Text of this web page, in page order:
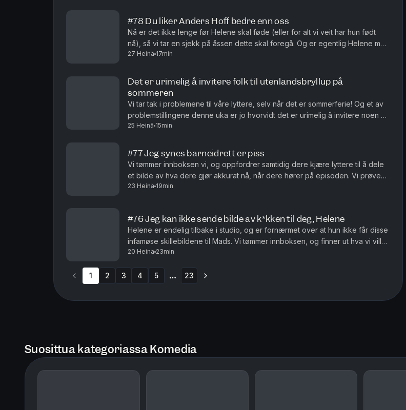
#78 Du liker Anders Hoff bedre enn oss
Nå er det ikke lenge før Helene skal føde (eller for alt vi veit har hun født
nå), så vi tar en sjekk på åssen dette skal foregå. Og er egentlig Helene mer
27 Heinä 17min
Det er urimelig å invitere folk til utenlandsbryllup på
sommeren
Vi tar tak i problemene til våre lyttere, selv når det er sommerferie! Og et av
problemstillingene denne uka er jo hvorvidt det er urimelig å invitere noen til
et utenlandsbryllup, når det er sommer. ...
25 Heinä 15min
#77 Jeg synes barneidrett er piss
Vi tømmer innboksen vi, og oppfordrer samtidig dere kjære lyttere til å dele
et bilde av hva dere gjør akkurat nå, når dere hører på episoden. Vi prøver
å finne ut av hvem av oss som er det beste forb...
23 Heinä 19min
#76 Jeg kan ikke sende bilde av k*kken til deg, Helene
Helene er endelig tilbake i studio, og er fornærmet over at hun ikke får disse
infamøse skillebildene til Mads. Vi tømmer innboksen, og finner ut hva vi ville
amputert og tatt med oss hjem. Vi snakker...
20 Heinä 23min
1 2 3 4 5 23
Suosittua kategoriassa Komedia